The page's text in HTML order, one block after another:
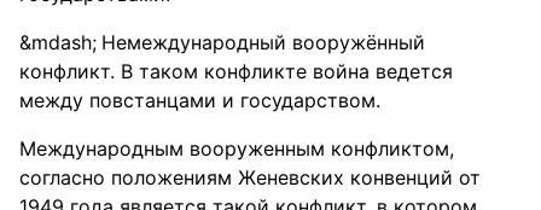
Немеждународный вооружённый
конфликт. В таком конфликте война ведется
между повстанцами и государством.
Международным вооруженным конфликтом,
согласно положениям Женевских конвенций от